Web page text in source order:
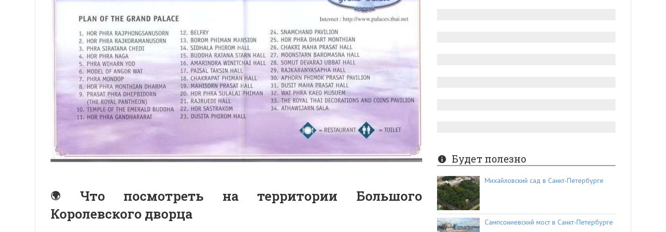
Что посмотреть на территории Большого
Королевского дворца
Будет полезно
Михайловский сад в Санкт-Петербурге
Сампсониевский мост в Санкт-Петербурге